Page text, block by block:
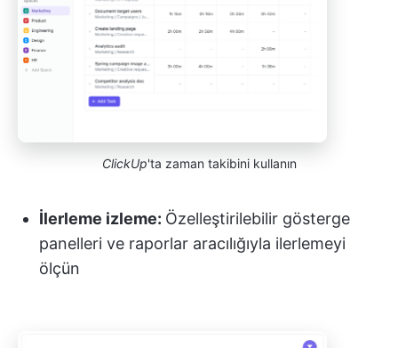
ClickUp'ta zaman takibini kullanın
İlerleme izleme: Özelleştirilebilir gösterge
panelleri ve raporlar aracılığıyla ilerlemeyi
ölçün